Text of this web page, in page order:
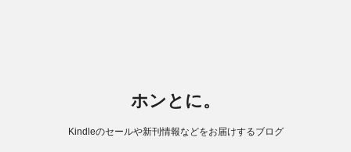
ホンとに。
Kindleのセールや新刊情報などをお届けするブログ